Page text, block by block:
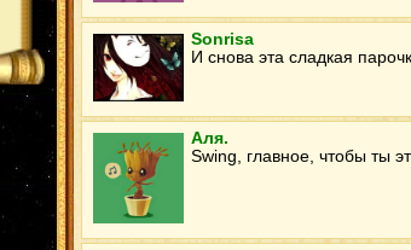
Sonrisa
И снова эта сладкая
Аля.
Swing, главное, чтобы ты